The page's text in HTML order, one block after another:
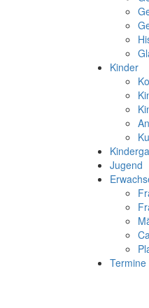
Kinder
Jugend
Termine